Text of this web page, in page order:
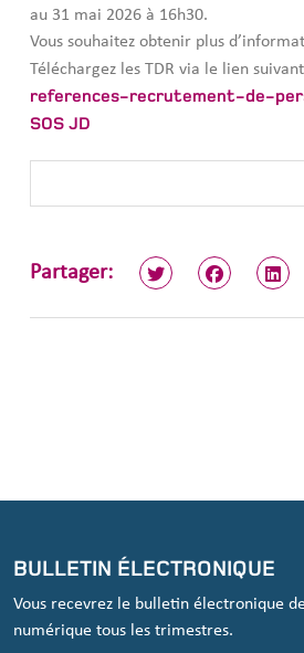
au 31 mai 2026 à 16h30.
Vous souhaitez obtenir plus
Téléchargez les TDR via le lien
references-recrutement-de-
SOS JD
Partager:
BULLETIN ÉLECTRONIQUE
Vous recevrez le bulletin électronique
numérique tous les trimestres.